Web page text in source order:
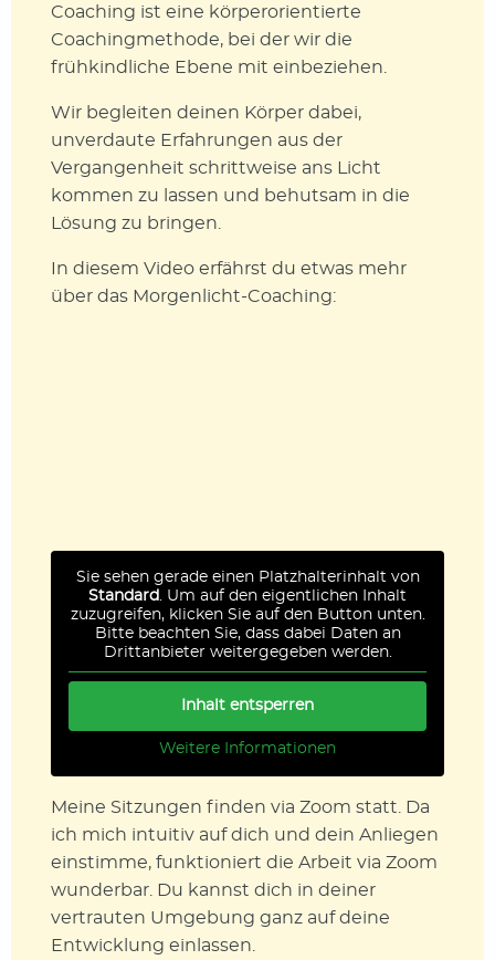
Coaching ist eine körperorientierte
Coachingmethode, bei der wir die
frühkindliche Ebene mit einbeziehen.
Wir begleiten deinen Körper dabei,
unverdaute Erfahrungen aus der
Vergangenheit schrittweise ans Licht
kommen zu lassen und behutsam in die
Lösung zu bringen.
In diesem Video erfährst du etwas mehr
über das Morgenlicht-Coaching:
Sie sehen gerade einen Platzhalterinhalt von
Standard . Um auf den eigentlichen Inhalt
zuzugreifen, klicken Sie auf den Button unten.
Bitte beachten Sie, dass dabei Daten an
Drittanbieter weitergegeben werden.
Inhalt entsperren
Weitere Informationen
Meine Sitzungen finden via Zoom statt. Da
ich mich intuitiv auf dich und dein Anliegen
einstimme, funktioniert die Arbeit via Zoom
wunderbar. Du kannst dich in deiner
vertrauten Umgebung ganz auf deine
Entwicklung einlassen.